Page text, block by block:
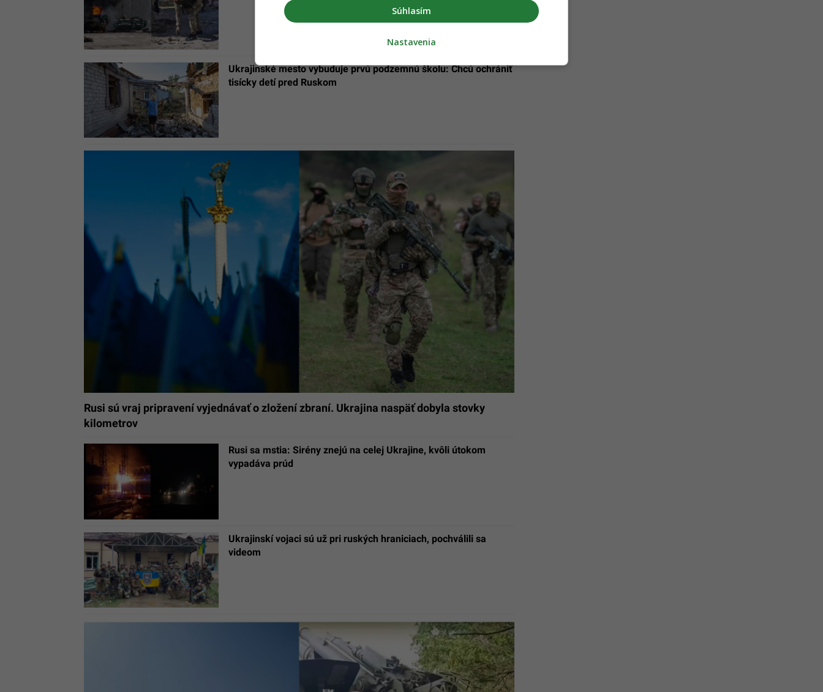
Ukrajinské mesto vybuduje prvú podzemnú školu: Chcú ochrániť
tisícky detí pred Ruskom
Rusi sú vraj pripravení vyjednávať o zložení zbraní. Ukrajina naspäť dobyla stovky
kilometrov
Rusi sa mstia: Sirény znejú na celej Ukrajine, kvôli útokom
vypadáva prúd
Ukrajinskí vojaci sú už pri ruských hraniciach, pochválili sa
videom
Súhlasím
Nastavenia